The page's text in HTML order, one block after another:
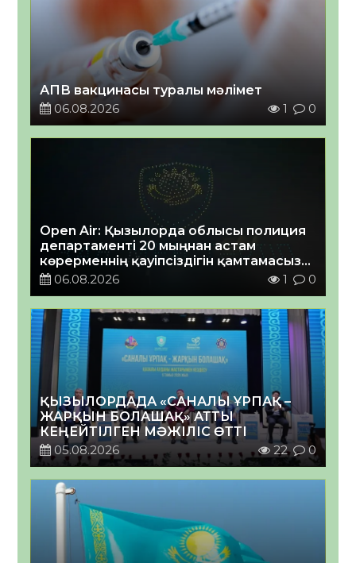
АПВ вакцинасы туралы мәлімет
06.08.2026
1 0
Open Air: Қызылорда облысы полиция
департаменті 20 мыңнан астам
көрерменнің қауіпсіздігін қамтамасыз
етті06.08.2026 1 0
ҚЫЗЫЛОРДАДА «САНАЛЫ ҰРПАҚ –
ЖАРҚЫН БОЛАШАҚ» АТТЫ
КЕҢЕЙТІЛГЕН МӘЖІЛІС ӨТТІ
05.08.2026
22 0